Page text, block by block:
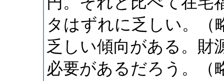
タはずれに乏しい。（
乏しい傾向がある。財
必要があるだろう。（